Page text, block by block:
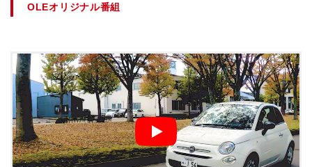
OLEオリジナル番組